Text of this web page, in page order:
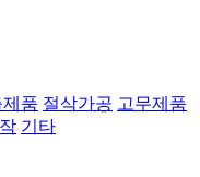
품 절삭가공 고무제품
기타